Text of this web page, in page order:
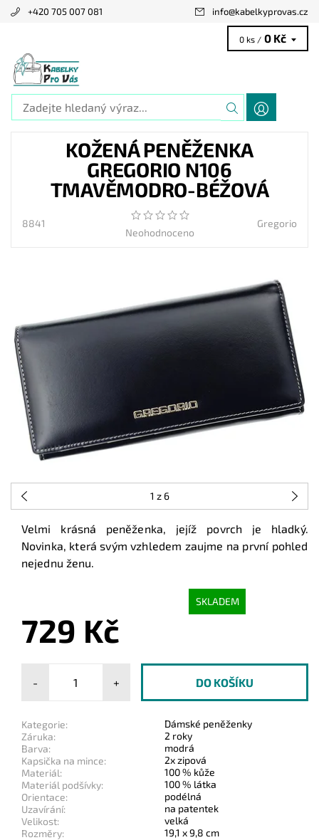
+420 705 007 081 info@kabelkyprovas.cz
0 ks / 0 Kč
KOŽENÁ PENĚŽENKA
GREGORIO N106
TMAVĚMODRO-BÉŽOVÁ
8841
Neohodnoceno
Gregorio
1 z 6
Velmi krásná peněženka, jejíž povrch je hladký.
Novinka, která svým vzhledem zaujme na první pohled
nejednu ženu.
SKLADEM
729 Kč
- +
Kategorie:
Dámské peněženky
Záruka:
2 roky
Barva:
modrá
Kapsička na mince:
2x zipová
Materiál:
100 % kůže
Materiál podšívky:
100 % látka
Orientace:
podélná
Uzavírání:
na patentek
Velikost:
velká
Rozměry:
19,1 x 9,8 cm